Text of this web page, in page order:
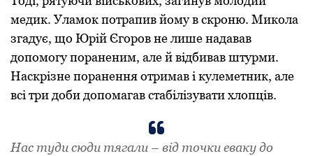
медик. Уламок потрапив йому в скроню. Микола
згадує, що Юрій Єгоров не лише надавав
допомогу пораненим, але й відбивав штурми.
Наскрізне поранення отримав і кулеметник, але
всі три доби допомагав стабілізувати хлопців.
Нас туди сюди тягали – від точки еваку до